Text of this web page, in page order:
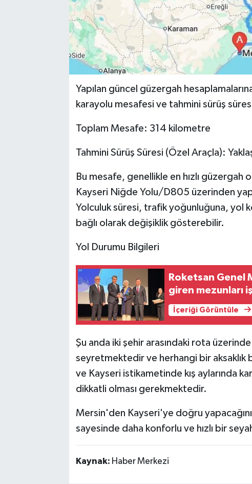
Yapılan güncel güzergah
karayolu mesafesi ve tahmini sürüş
Toplam Mesafe: 314 kilometre
Tahmini Sürüş Süresi (Özel Araçla):
Bu mesafe, genellikle en hızlı
Kayseri Niğde Yolu/D805 üzerinden
Yolculuk süresi, trafik yoğunluğuna, yol
bağlı olarak değişiklik gösterebilir.
Yol Durumu Bilgileri
Roketsan Genel
giren mezunları
İçeriği Görüntüle
Şu anda iki şehir arasındaki rota
seyretmektedir ve herhangi bir aksaklık
ve Kayseri istikametinde kış aylarında
dikkatli olması gerekmektedir.
Mersin'den Kayseri'ye doğru
sayesinde daha konforlu ve hızlı bir
Kaynak: Haber Merkezi